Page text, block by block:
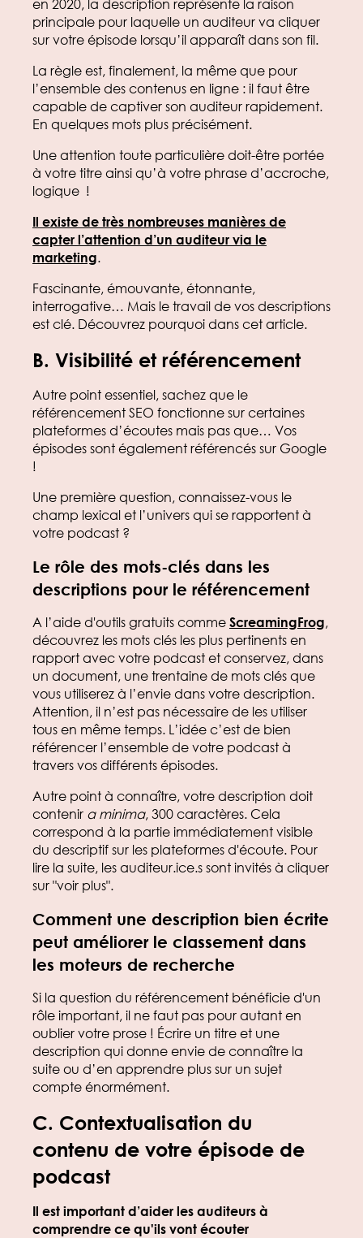
en 2020, la description représente la raison
principale pour laquelle un auditeur va cliquer
sur votre épisode lorsqu’il apparaît dans son fil.
La règle est, finalement, la même que pour
l’ensemble des contenus en ligne : il faut être
capable de captiver son auditeur rapidement.
En quelques mots plus précisément.
Une attention toute particulière doit-être portée
à votre titre ainsi qu’à votre phrase d’accroche,
logique !
Il existe de très nombreuses manières de
capter l’attention d’un auditeur via le
marketing.
Fascinante, émouvante, étonnante,
interrogative… Mais le travail de vos descriptions
est clé. Découvrez pourquoi dans cet article.
B. Visibilité et référencement
Autre point essentiel, sachez que le
référencement SEO fonctionne sur certaines
plateformes d’écoutes mais pas que… Vos
épisodes sont également référencés sur Google
!
Une première question, connaissez-vous le
champ lexical et l’univers qui se rapportent à
votre podcast ?
Le rôle des mots-clés dans les
descriptions pour le référencement
A l’aide d'outils gratuits comme ScreamingFrog,
découvrez les mots clés les plus pertinents en
rapport avec votre podcast et conservez, dans
un document, une trentaine de mots clés que
vous utiliserez à l’envie dans votre description.
Attention, il n’est pas nécessaire de les utiliser
tous en même temps. L’idée c’est de bien
référencer l’ensemble de votre podcast à
travers vos différents épisodes.
Autre point à connaître, votre description doit
contenir a minima, 300 caractères. Cela
correspond à la partie immédiatement visible
du descriptif sur les plateformes d'écoute. Pour
lire la suite, les auditeur.ice.s sont invités à cliquer
sur "voir plus".
Comment une description bien écrite
peut améliorer le classement dans
les moteurs de recherche
Si la question du référencement bénéficie d'un
rôle important, il ne faut pas pour autant en
oublier votre prose ! Écrire un titre et une
description qui donne envie de connaître la
suite ou d’en apprendre plus sur un sujet
compte énormément.
C. Contextualisation du
contenu de votre épisode de
podcast
Il est important d’aider les auditeurs à
comprendre ce qu'ils vont écouter